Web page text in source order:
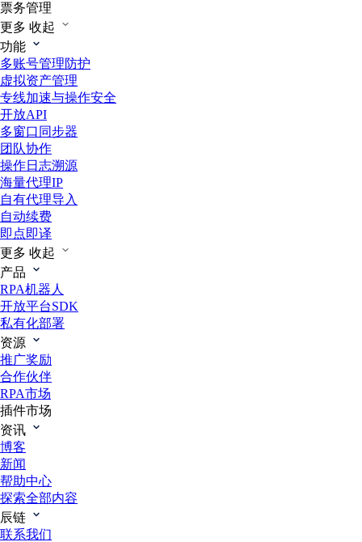
票务管理
更多 收起
功能
多账号管理防护
虚拟资产管理
专线加速与操作安全
开放API
多窗口同步器
团队协作
操作日志溯源
海量代理IP
自有代理导入
自动续费
即点即译
更多 收起
产品
RPA机器人
开放平台SDK
私有化部署
资源
推广奖励
合作伙伴
RPA市场
插件市场
资讯
博客
新闻
帮助中心
探索全部内容
辰链
联系我们